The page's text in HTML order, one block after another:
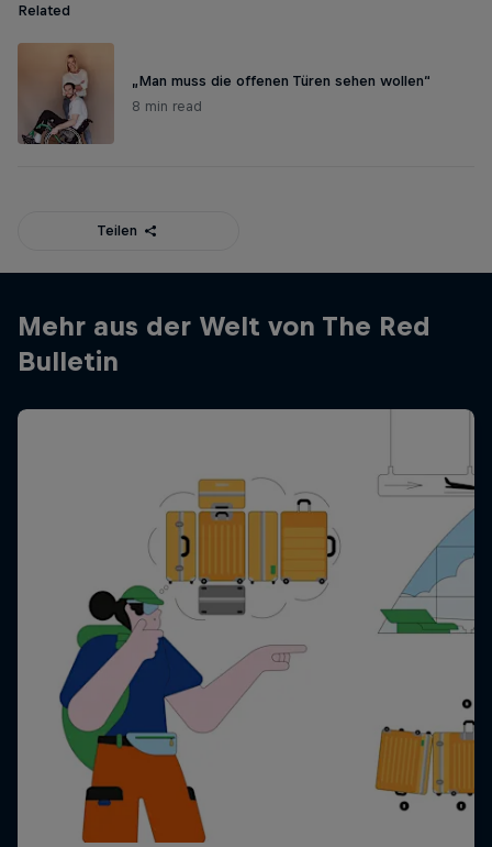
Related
„Man muss die offenen Türen sehen wollen“
8 min read
Teilen
Mehr aus der Welt von The Red
Bulletin